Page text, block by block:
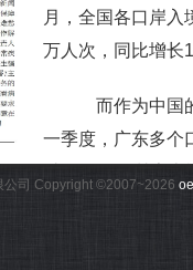
月，全国各口岸入
万人次，同比增长
而作为中国的
一季度，广东多个
公司 Copyright ©2007~2026